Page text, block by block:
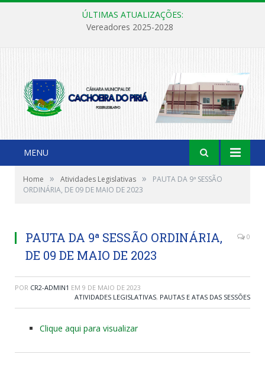
ÚLTIMAS ATUALIZAÇÕES:
Vereadores 2025-2028
MENU
Home » Atividades Legislativas »
PAUTA DA 9ª SESSÃO
ORDINÁRIA, DE 09 DE MAIO DE 2023
PAUTA DA 9ª SESSÃO ORDINÁRIA,
DE 09 DE MAIO DE 2023
0
POR CR2-ADMIN1 EM 9 DE MAIO DE 2023
ATIVIDADES LEGISLATIVAS, PAUTAS E ATAS DAS SESSÕES
Clique aqui para visualizar